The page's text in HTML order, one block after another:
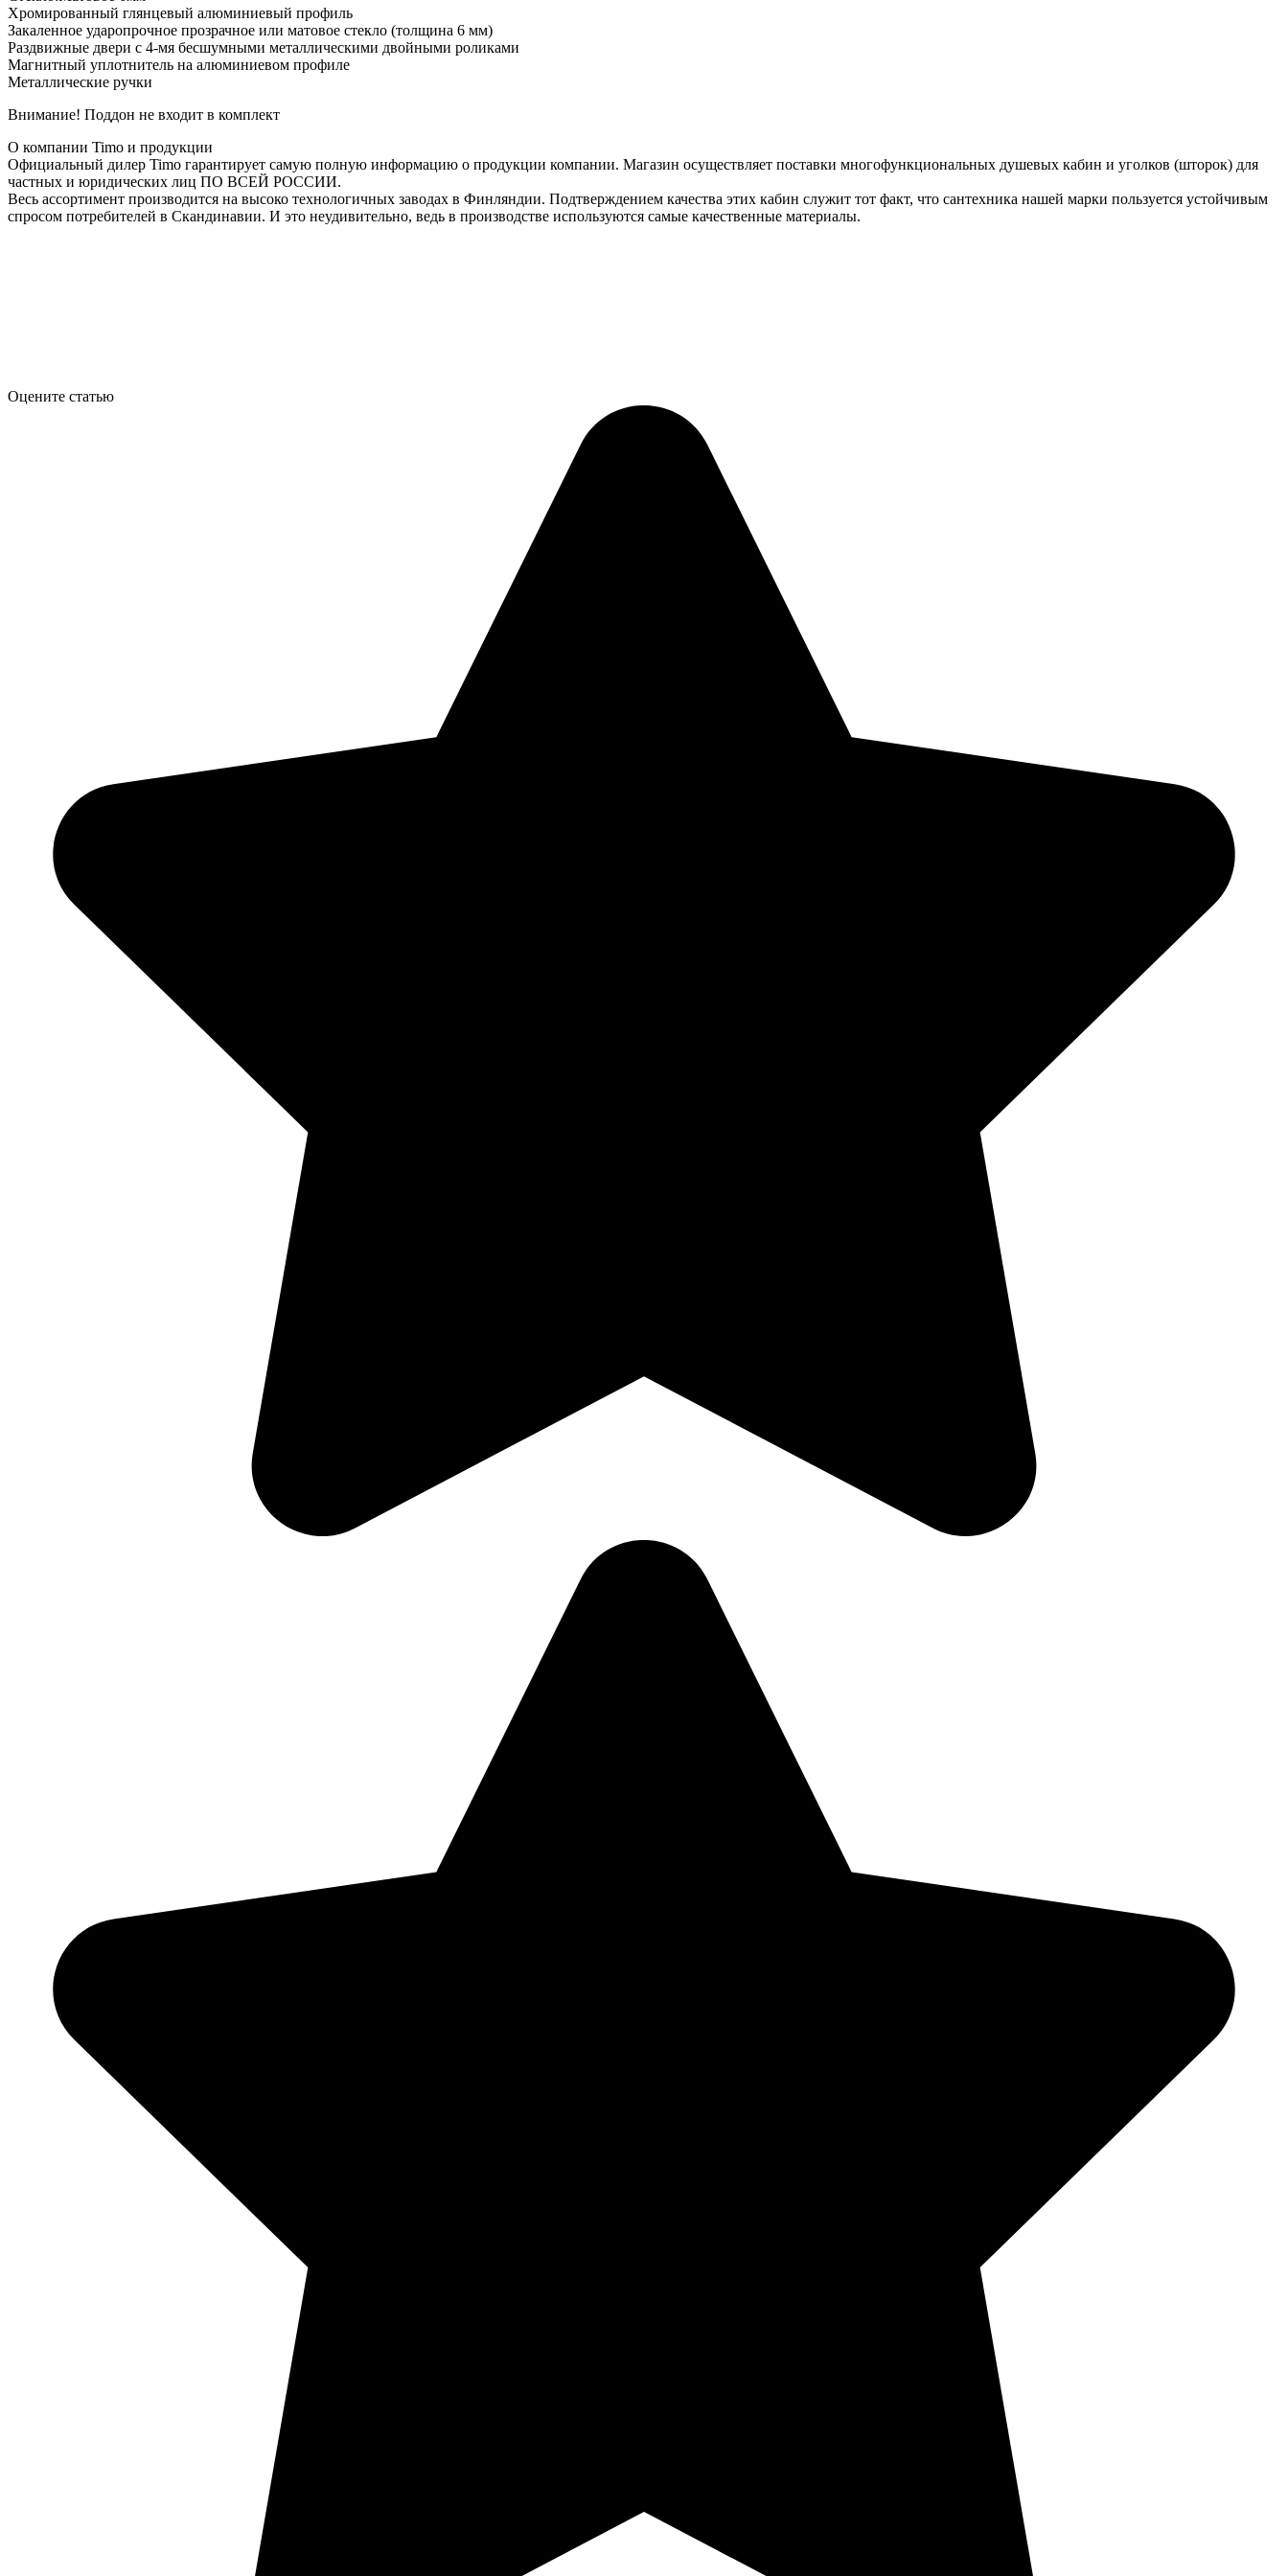
Хромированный глянцевый алюминиевый профиль
Закаленное ударопрочное прозрачное или матовое стекло (толщина 6 мм)
Раздвижные двери с 4-мя бесшумными металлическими двойными роликами
Магнитный уплотнитель на алюминиевом профиле
Металлические ручки
Внимание! Поддон не входит в комплект
О компании Timo и продукции
Официальный дилер Timo гарантирует самую полную информацию о продукции компании. Магазин осуществляет поставки многофункциональных душевых кабин и уголков (шторок) для
частных и юридических лиц ПО ВСЕЙ РОССИИ.
Весь ассортимент производится на высоко технологичных заводах в Финляндии. Подтверждением качества этих кабин служит тот факт, что сантехника нашей марки пользуется устойчивым
спросом потребителей в Скандинавии. И это неудивительно, ведь в производстве используются самые качественные материалы.
Оцените статью